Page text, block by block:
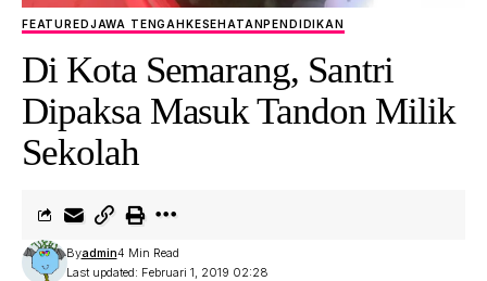
FEATUREDJAWA TENGAHKESEHATANPENDIDIKAN
Di Kota Semarang, Santri
Dipaksa Masuk Tandon Milik
Sekolah
Last updated: Februari 1, 2019 02:28
Byadmin4 Min Read